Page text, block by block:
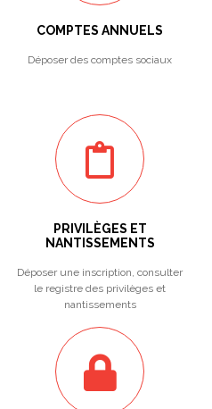
COMPTES ANNUELS
Déposer des comptes sociaux
PRIVILÈGES ET
NANTISSEMENTS
Déposer une inscription, consulter
le registre des privilèges et
nantissements